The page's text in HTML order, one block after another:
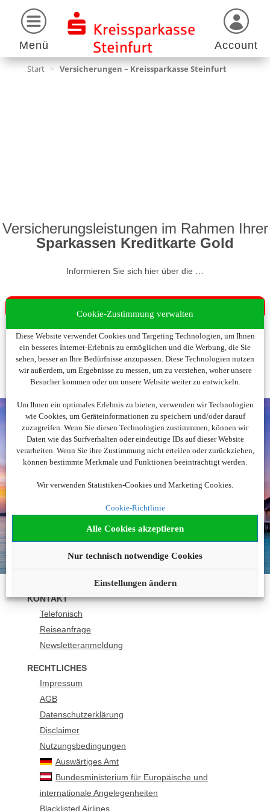
Cookie-Zustimmung verwalten
Diese Website verwendet Cookies und Targeting Technologien, um Ihnen
ein besseres Internet-Erlebnis zu ermöglichen und die Werbung, die Sie
sehen, besser an Ihre Bedürfnisse anzupassen. Diese Technologien nutzen
wir außerdem, um Ergebnisse zu messen, um zu verstehen, woher unsere
Besucher kommen oder um unsere Website weiter zu entwickeln.
Um Ihnen ein optimales Erlebnis zu bieten, verwenden wir Technologien
wie Cookies, um Geräteinformationen zu speichern und/oder darauf
zuzugreifen. Wenn Sie diesen Technologien zustimmmen, können wir
Daten wie das Surfverhalten oder eindeutige IDs auf dieser Website
verarbeiten. Wenn Sie ihre Zustimmung nicht erteilen oder zurückziehen,
können bestimmte Merkmale und Funktionen beeinträchtigt werden.
Wir verwenden Statistiken-Cookies und Marketing Cookies.
Cookie-Richtlinie
Alle Cookies akzeptieren
Nur technisch notwendige Cookies
Einstellungen ändern
Menü Account
Start > Versicherungen – Kreissparkasse Steinfurt
Versicherungsleistungen im Rahmen Ihrer
Sparkassen Kreditkarte Gold
Informieren Sie sich hier über die …
Noch nicht fündig
geworden?
Wir beraten Sie gerne!
040 - 42236 1237
buchung@urlaubsplus.de
KONTAKT
Telefonisch
Reiseanfrage
Newsletteranmeldung
RECHTLICHES
Impressum
AGB
Datenschutzerklärung
Disclaimer
Nutzungsbedingungen
Auswärtiges Amt
Bundesministerium für Europäische und
internationale Angelegenheiten
Blacklisted Airlines